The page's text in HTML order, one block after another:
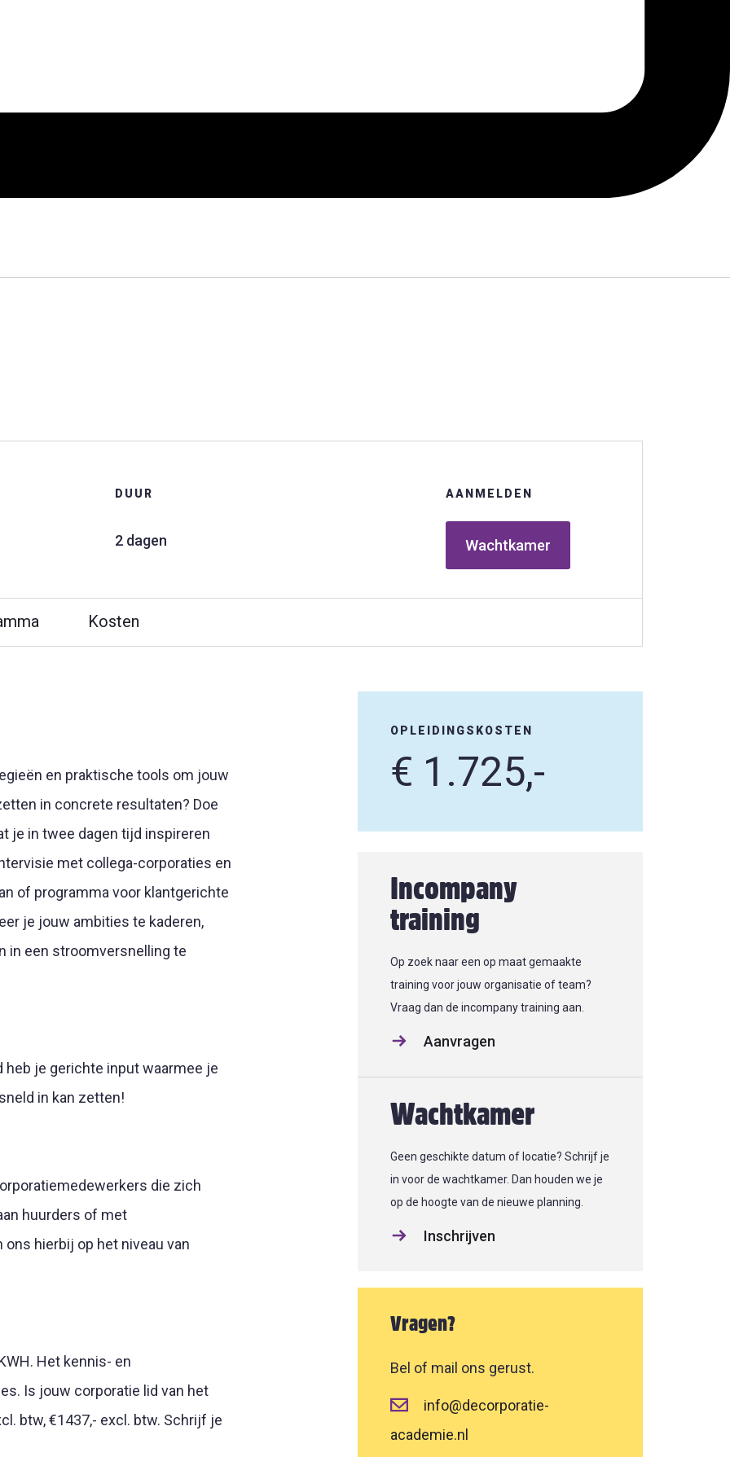
DUUR
2 dagen
AANMELDEN
Wachtkamer
Kosten
en praktische tools om jouw
in concrete resultaten? Doe
je in twee dagen tijd inspireren
met collega-corporaties en
of programma voor klantgerichte
je jouw ambities te kaderen,
in een stroomversnelling te
je gerichte input waarmee je
in kan zetten!
die zich
huurders of met
hierbij op het niveau van
Het kennis- en
Is jouw corporatie lid van het
btw, €1437,- excl. btw. Schrijf je
OPLEIDINGSKOSTEN
€ 1.725,-
Incompany
training
Op zoek naar een op maat gemaakte
training voor jouw organisatie of team?
Vraag dan de incompany training aan.
Aanvragen
Wachtkamer
Geen geschikte datum of locatie? Schrijf je
in voor de wachtkamer. Dan houden we je
op de hoogte van de nieuwe planning.
Inschrijven
Vragen?
Bel of mail ons gerust.
info@decorporatie-
academie.nl